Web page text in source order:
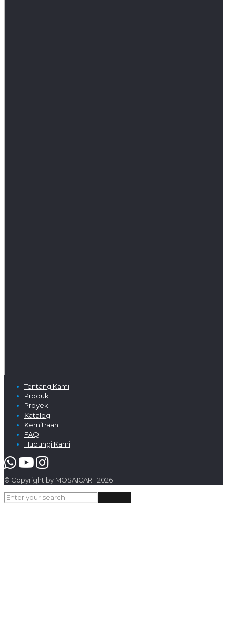
Tentang Kami
Produk
Proyek
Katalog
Kemitraan
FAQ
Hubungi Kami
© Copyright by MOSAICART 2026